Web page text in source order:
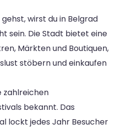
wirst du in Belgrad
sein. Die Stadt bietet eine
Märkten und Boutiquen,
stöbern und einkaufen
zahlreichen
bekannt. Das
lockt jedes Jahr Besucher